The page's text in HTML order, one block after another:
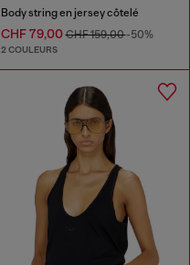
Body string en jersey côtelé
CHF 79,00CHF 159,00-50%
2 COULEURS